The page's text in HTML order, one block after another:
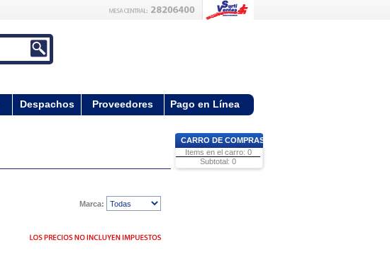
Despachos Proveedores Pago en Línea
Marca:
CARRO DE COMPRAS
Items en el carro: 0
Subtotal: 0